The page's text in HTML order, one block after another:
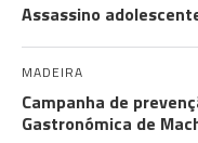
Assassino
MADEIRA
Campanha de
Gastronómica de